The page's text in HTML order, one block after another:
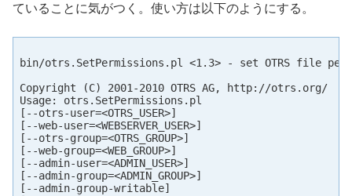
ていることに気がつく。使い方は以下のようにする。
bin/otrs.SetPermissions.pl <1.3> - set OTRS file
Copyright (C) 2001-2010 OTRS AG, http://otrs.org/
Usage: otrs.SetPermissions.pl
[--otrs-user=<OTRS_USER>]
[--web-user=<WEBSERVER_USER>]
[--otrs-group=<OTRS_GROUP>]
[--web-group=<WEB_GROUP>]
[--admin-user=<ADMIN_USER>]
[--admin-group=<ADMIN_GROUP>]
[--admin-group-writable]